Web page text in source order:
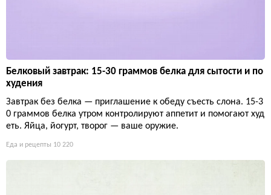
Белковый завтрак: 15-30 граммов белка для сытости и по
худения
Завтрак без белка — приглашение к обеду съесть слона. 15-3
0 граммов белка утром контролируют аппетит и помогают худ
еть. Яйца, йогурт, творог — ваше оружие.
Еда и рецепты 10 220